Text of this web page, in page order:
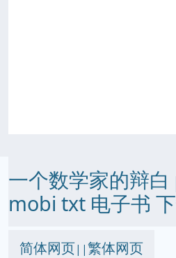
一个数学家的辩
mobi txt 电子书
简体网页||繁体网页